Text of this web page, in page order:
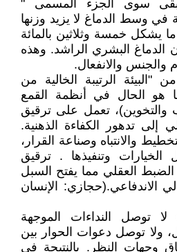
يبقى سوى الجزء المسمى "
في وسط الدماغ لا يزيد وزنها
خمسة وثلاثين بالمائة
الدماغ البشري الراشد. وهذه
والجنس والانفعال.
"البيئة الرتيبة الخالية من
هو الحال في أنظمة القمع
والتخوين)، تعمل على ترقيق
إلى تدهور الكفاءة الذهنية.
والانتباه وصناعة القرار،
وتنفيذها . ترقيق
العقلي مما يفتح السبل
الاندفاعي.(حجازي: الإنسان
لا توصل النداءات الموجهة
ولا توصل دعوات الحوار بين
وجهات النظر. بالنتيجة في